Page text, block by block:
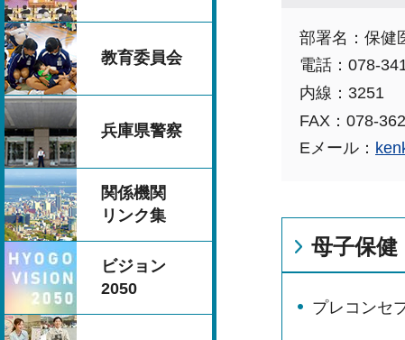
教育委員会
兵庫県警察
関係機関
リンク集
ビジョン
2050
部署名：保健
電話：078-
内線：3251
FAX：078-
Eメール：
母子保健
プレコンセ